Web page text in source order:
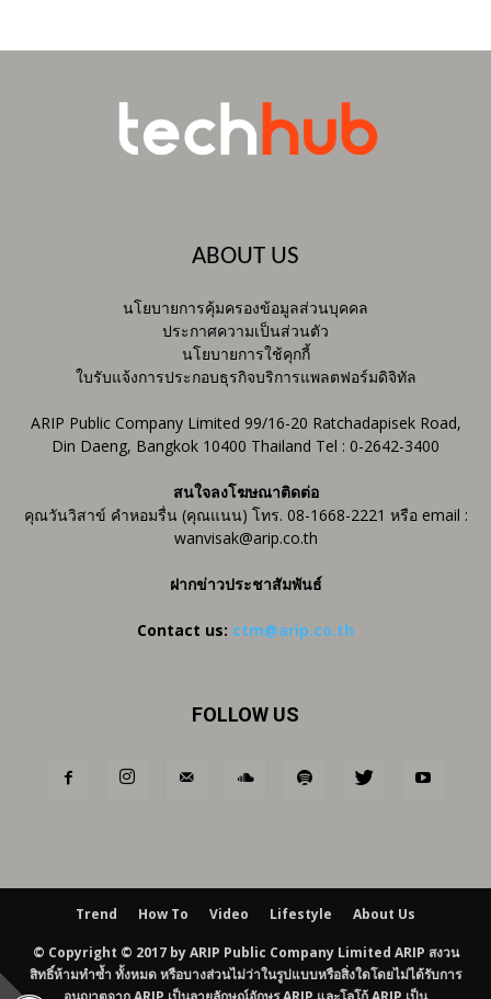
ABOUT US
นโยบายการคุ้มครองข้อมูลส่วนบุคคล
ประกาศความเป็นส่วนตัว
นโยบายการใช้คุกกี้
ใบรับแจ้งการประกอบธุรกิจบริการแพลตฟอร์มดิจิทัล
ARIP Public Company Limited 99/16-20 Ratchadapisek Road,
Din Daeng, Bangkok 10400 Thailand Tel : 0-2642-3400
สนใจลงโฆษณาติดต่อ
คุณวันวิสาข์ คำหอมรื่น (คุณแนน) โทร. 08-1668-2221 หรือ email :
wanvisak@arip.co.th
ฝากข่าวประชาสัมพันธ์
Contact us: ctm@arip.co.th
FOLLOW US
Trend How To Video Lifestyle About Us
© Copyright © 2017 by ARIP Public Company Limited ARIP สงวน
สิทธิ์ห้ามทำซ้ำ ทั้งหมด หรือบางส่วนไม่ว่าในรูปแบบหรือสิ่งใดโดยไม่ได้รับการ